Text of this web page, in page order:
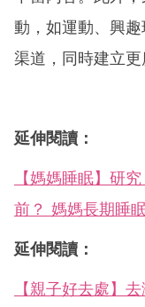
動，如運動、興
渠道，同時建立更
延伸閱讀：
【媽媽睡眠】研
前？ 媽媽長期睡
延伸閱讀：
【親子好去處】